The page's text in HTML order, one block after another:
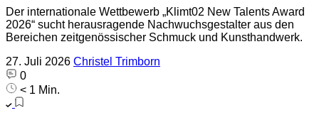
Der internationale Wettbewerb „Klimt02 New Talents Award
2026“ sucht herausragende Nachwuchsgestalter aus den
Bereichen zeitgenössischer Schmuck und Kunsthandwerk.
27. Juli 2026 Christel Trimborn
0
< 1 Min.